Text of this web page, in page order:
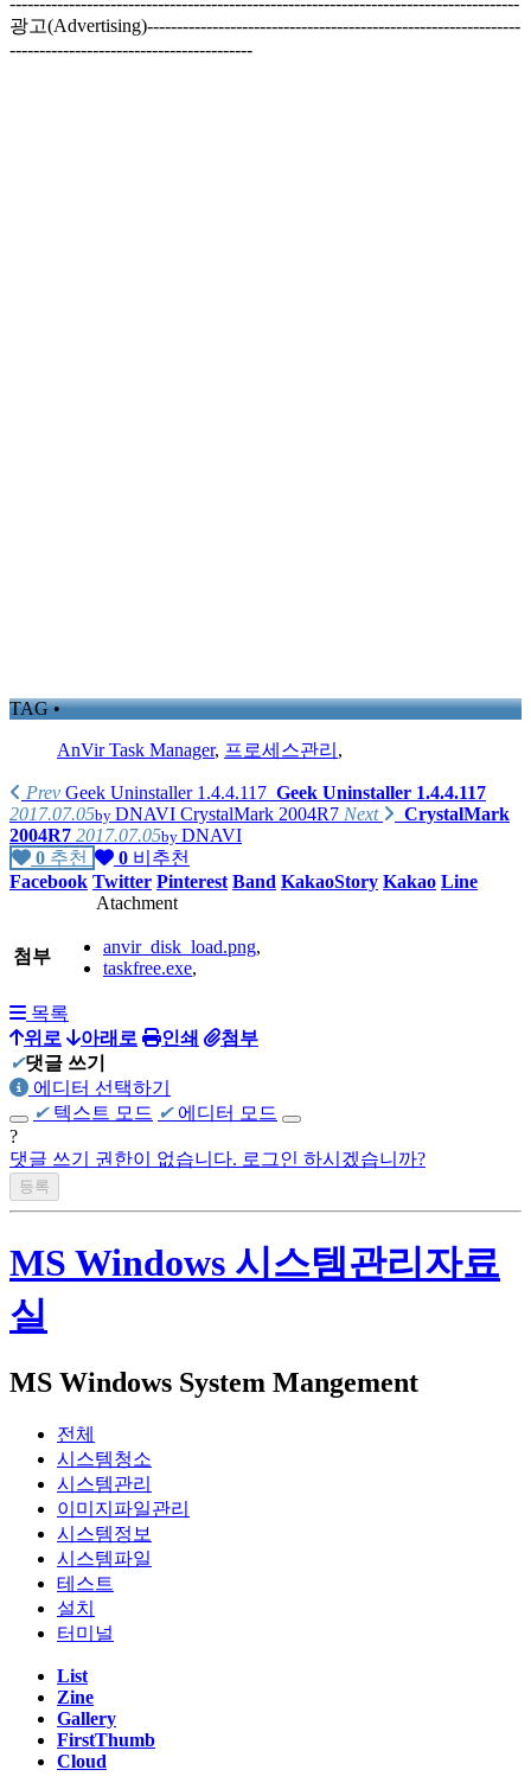
광고(Advertising)---------------------------------------------------------------
-----------------------------------------
TAG •
AnVir Task Manager, 프로세스관리 ,
Prev Geek Uninstaller 1.4.4.117 Geek Uninstaller 1.4.4.117
2017.07.05by DNAVI CrystalMark 2004R7 Next
CrystalMark
2004R7 2017.07.05by DNAVI
0 추천 0 비추천
Facebook Twitter Pinterest Band KakaoStory Kakao Line
Atachment
첨부 anvir_disk_load.png,
taskfree.exe,
목록
위로
아래로 인쇄
첨부
✔댓글 쓰기
에디터 선택하기
✔ 텍스트 모드 ✔ 에디터 모드
?
댓글 쓰기 권한이 없습니다. 로그인 하시겠습니까?
MS Windows 시스템관리자료
실
MS Windows System Mangement
전체
시스템청소
시스템관리
이미지파일관리
시스템정보
시스템파일
테스트
설치
터미널
List
Zine
Gallery
FirstThumb
Cloud